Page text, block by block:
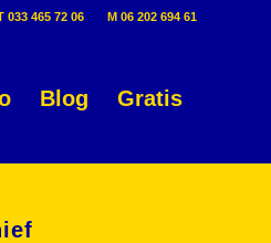
033 465 72 06 M 06 202 694 61
Blog Gratis